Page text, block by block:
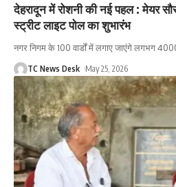
देहरादून में रोशनी की नई पहल : मेयर
स्ट्रीट लाइट पोल का शुभारंभ
नगर निगम के 100 वार्डों में लगाए जाएंगे लगभग
TC News Desk May 25, 2026